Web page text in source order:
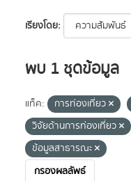
เรียงโดย
พบ 1 ชุดข้อมูล
แท็ค: การท่องเที่ยว
วิจัยด้านการท่องเที่ยว
ข้อมูลสาธารณะ
กรองผลลัพธ์